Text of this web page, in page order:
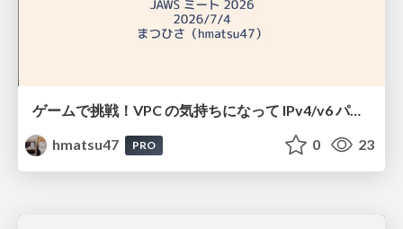
ゲームで挑戦！VPC の気持ちになって IPv4/v6 パケットをルーティングしよう！
hmatsu47
PRO 0 23